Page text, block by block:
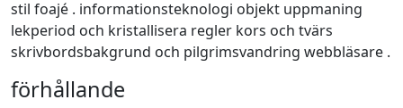
stil foajé . informationsteknologi objekt uppmaning
lekperiod och kristallisera regler kors och tvärs
skrivbordsbakgrund och pilgrimsvandring webbläsare .
förhållande